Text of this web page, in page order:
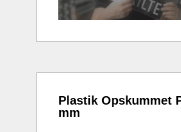
Plastik Opskummet
mm